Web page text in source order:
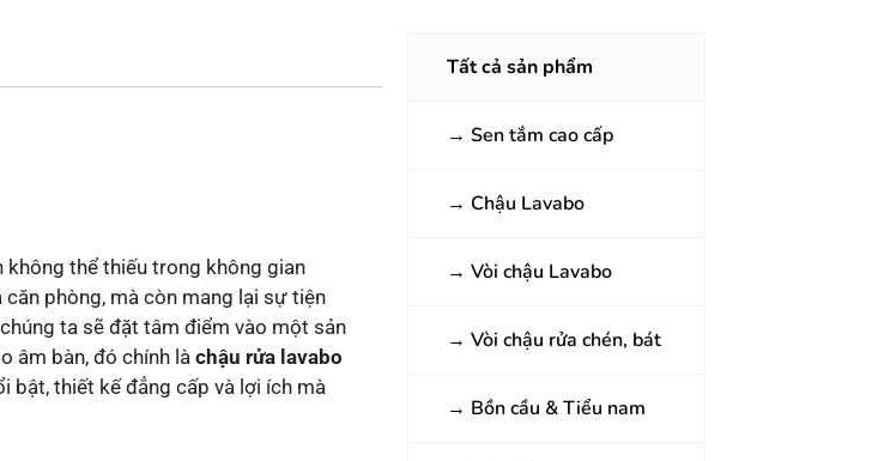
thể thiếu trong không gian
phòng, mà còn mang lại sự tiện
ta sẽ đặt tâm điểm vào một sản
âm bàn, đó chính làchậu rửa lavabo
bật, thiết kế đẳng cấp và lợi ích mà
Tất cả sản phẩm
→ Sen tắm cao cấp
→ Chậu Lavabo
→ Vòi chậu Lavabo
→ Vòi chậu rửa chén, bát
→ Bồn cầu & Tiểu nam